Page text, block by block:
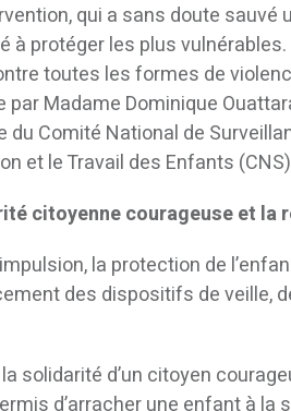
qui a sans doute
à protéger les plus
toutes les formes de
Madame Dominique
du Comité National de
et le Travail des Enfants
citoyenne courageuse et la
la protection de
des dispositifs de veille,
la solidarité d’un citoyen
d’arracher une enfant à